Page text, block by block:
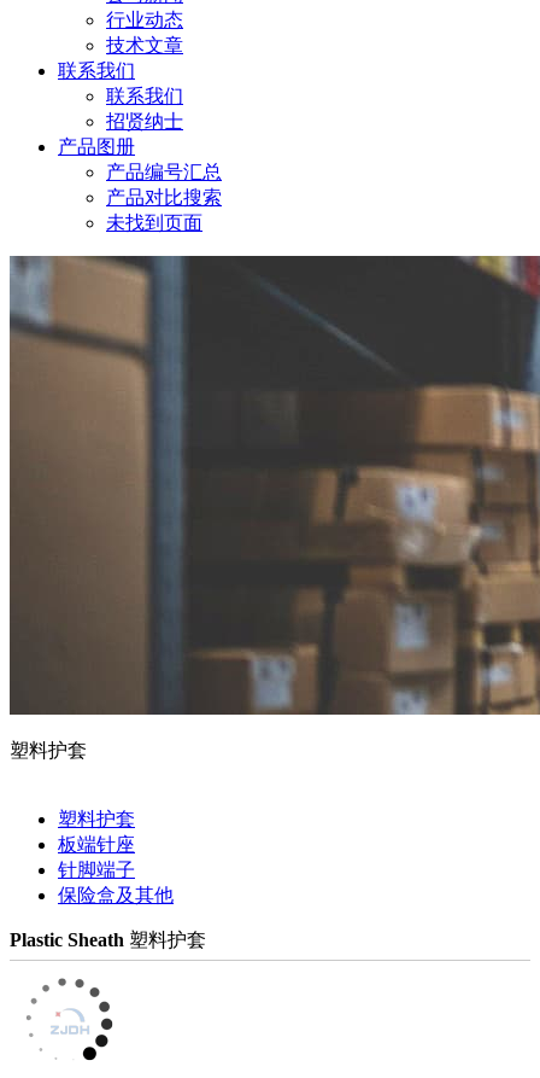
行业动态
技术文章
联系我们
联系我们
招贤纳士
产品图册
产品编号汇总
产品对比搜索
未找到页面
塑料护套
塑料护套
板端针座
针脚端子
保险盒及其他
Plastic Sheath 塑料护套